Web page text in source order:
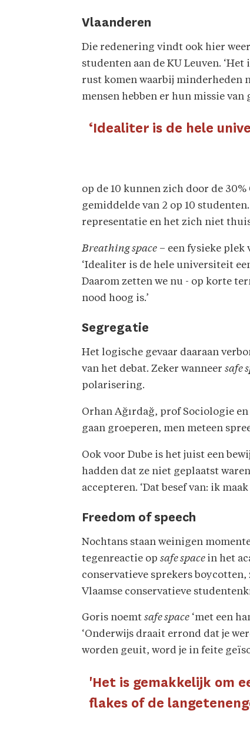
Vlaanderen
Die redenering vindt ook hier
studenten aan de KU Leuven.
rust komen waarbij minderheden
mensen hebben er hun missie
‘Idealiter is de hele
op de 10 kunnen zich door de
gemiddelde van 2 op 10
representatie en het zich niet
Breathing space – een fysieke
‘Idealiter is de hele universiteit
Daarom zetten we nu - op korte
nood hoog is.’
Segregatie
Het logische gevaar daaraan
van het debat. Zeker wanneersafe
polarisering.
Orhan Ağırdağ, prof Sociologie
gaan groeperen, men meteen
Ook voor Dube is het juist een
hadden dat ze niet geplaatst
accepteren. ‘Dat besef van: ik
Freedom of speech
Nochtans staan weinigen
tegenreactie opsafe space in het
conservatieve sprekers boycotten,
Vlaamse conservatieve
Goris noemtsafe space ‘met een
‘Onderwijs draait errond dat je
worden geuit, word je in feite
'Het is gemakkelijk om
flakes of de